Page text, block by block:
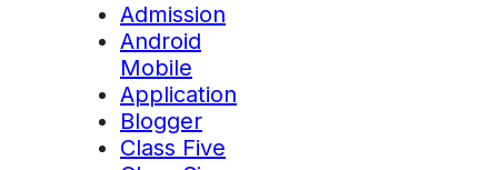
Admission
Android
Mobile
Application
Blogger
Class Five